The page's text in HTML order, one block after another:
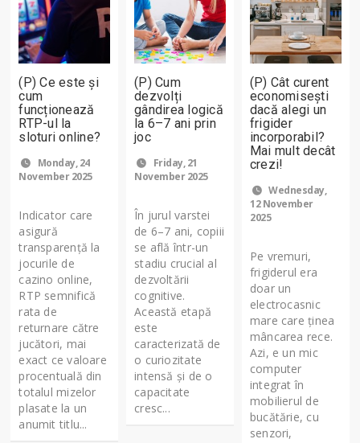
(P) Ce este și
cum
funcționează
RTP-ul la
sloturi online?
Monday, 24
November 2025
Indicator care
asigură
transparență la
jocurile de
cazino online,
RTP semnifică
rata de
returnare către
jucători, mai
exact ce valoare
procentuală din
totalul mizelor
plasate la un
anumit titlu...
(P) Cum
dezvolți
gândirea logică
la 6–7 ani prin
joc
Friday, 21
November 2025
În jurul varstei
de 6–7 ani, copiii
se află într-un
stadiu crucial al
dezvoltării
cognitive.
Această etapă
este
caracterizată de
o curiozitate
intensă și de o
capacitate
cresc...
(P) Cât curent
economisești
dacă alegi un
frigider
incorporabil?
Mai mult decât
crezi!
Wednesday,
12 November
2025
Pe vremuri,
frigiderul era
doar un
electrocasnic
mare care ținea
mâncarea rece.
Azi, e un mic
computer
integrat în
mobilierul de
bucătărie, cu
senzori,